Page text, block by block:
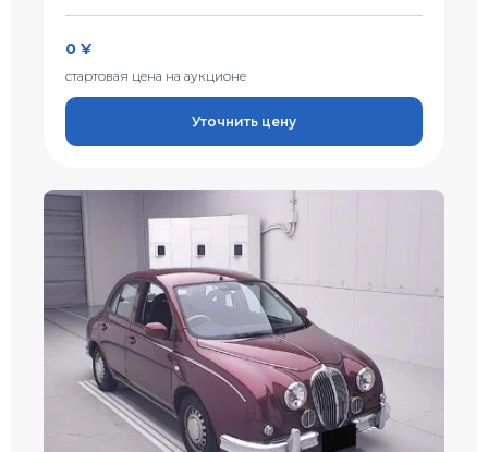
0 ¥
стартовая цена на аукционе
Уточнить цену